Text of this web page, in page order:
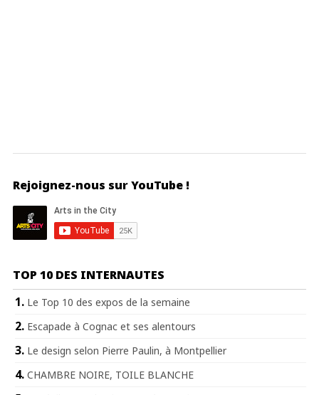
Rejoignez-nous sur YouTube !
TOP 10 DES INTERNAUTES
Le Top 10 des expos de la semaine
Escapade à Cognac et ses alentours
Le design selon Pierre Paulin, à Montpellier
CHAMBRE NOIRE, TOILE BLANCHE